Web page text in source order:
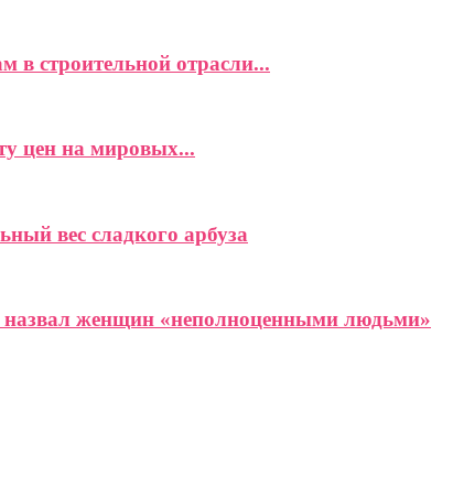
в строительной отрасли...
цен на мировых...
вес сладкого арбуза
назвал женщин «неполноценными людьми»